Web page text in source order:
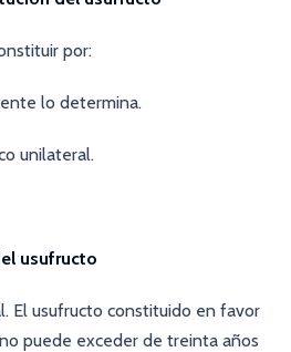
por:
lo determina.
unilateral.
usufructo
El usufructo constituido en favor
puede exceder de treinta años